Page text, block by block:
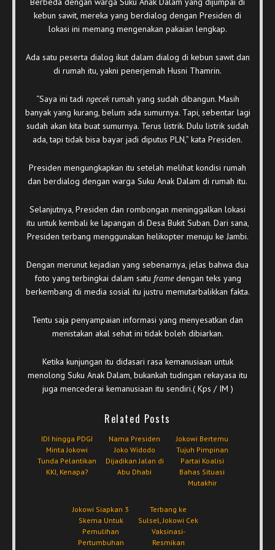
kebun sawit, mereka yang berdialog dengan Presiden di
lokasi ini memang mengenakan pakaian lengkap.
Ada satu peserta dialog ikut dalam dialog di kebun sawit dan
di rumah itu, yakni penerjemah Husni Thamrin.
“Saya ini tadi ngecekrumah yang sudah dibangun. Masih
banyak yang kurang, belum ada sumurnya. Tapi, sebentar lagi
sudah akan kita buat sumurnya. Terus listrik. Dulu listrik sudah
ada, tapi tidak bisa bayar jadi diputus PLN,” kata Presiden.
Presiden mengungkapkan itu setelah melihat kondisi rumah
dan berdialog dengan warga Suku Anak Dalam di rumah itu.
Selanjutnya, Presiden dan rombongan meninggalkan lokasi
itu untuk kembali ke lapangan di Desa Bukit Suban. Dari sana,
Presiden terbang menggunakan helikopter menuju ke Jambi.
Dengan merunut kejadian yang sebenarnya, jelas bahwa dua
foto yang terbingkai dalam satu framedengan teks yang
berkembang di media sosial itu justru memutarbalikkan fakta.
Tentu saja penyampaian informasi yang menyesatkan dan
menistakan akal sehat ini tidak boleh dibiarkan.
Ketika kunjungan itu didasari rasa kemanusiaan untuk
menolong Suku Anak Dalam, bukankah tudingan rekayasa itu
juga mencederai kemanusiaan itu sendiri.( Kps / IM )
Related Posts
IDI hingga PDGI
Minta Jokowi
Tunda Pelantikan
KKI, Kenapa?
Nama Presiden
Joko Widodo
Dijadikan Jalan di
Abu Dhabi
Jokowi Bertemu
Tujuh Pimpinan
Partai Koalisi
Bahas Situasi
Mutakhir
Jokowi Siapkan 3
Skema Untuk
Pemulihan
Pertumbuhan
Terbang ke
Sulsel, Jokowi Cek
Vaksinasi-
Resmikan